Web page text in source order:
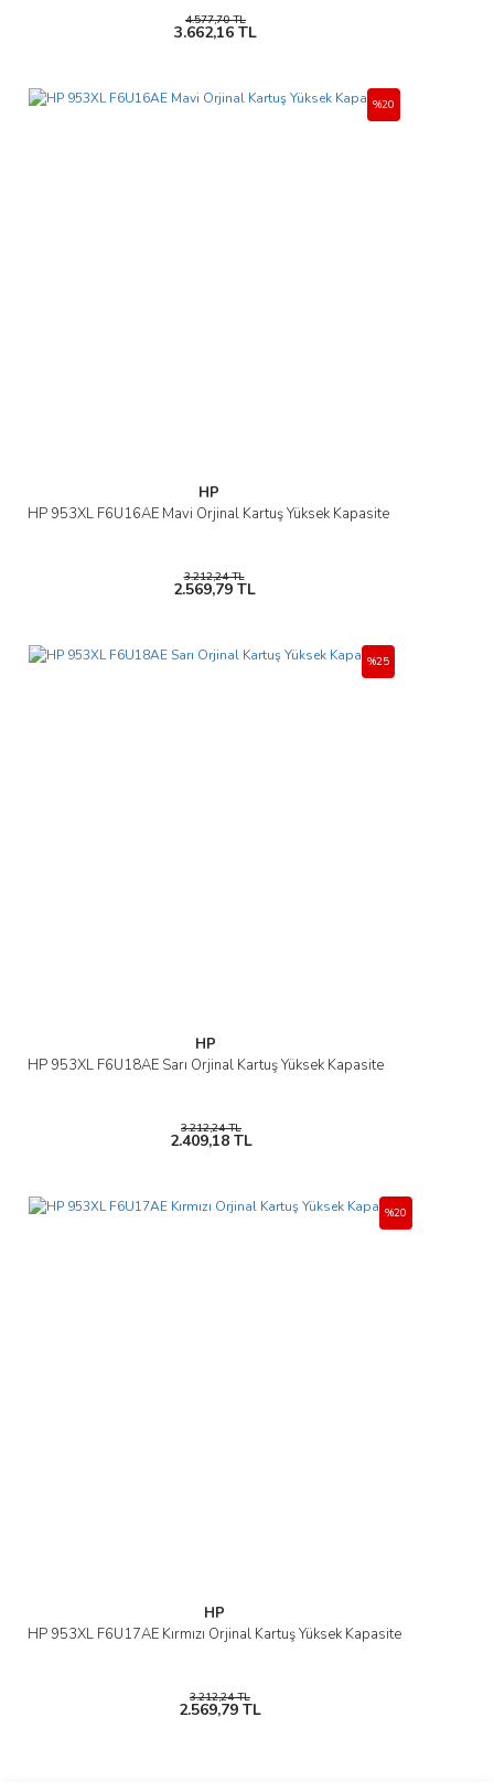
4.577,70 TL
3.662,16 TL
HP
HP 953XL F6U16AE Mavi Orjinal Kartuş Yüksek Kapasite
%20
3.212,24 TL
2.569,79 TL
HP
HP 953XL F6U18AE Sarı Orjinal Kartuş Yüksek Kapasite
%25
3.212,24 TL
2.409,18 TL
HP
HP 953XL F6U17AE Kırmızı Orjinal Kartuş Yüksek Kapasite
%20
3.212,24 TL
2.569,79 TL